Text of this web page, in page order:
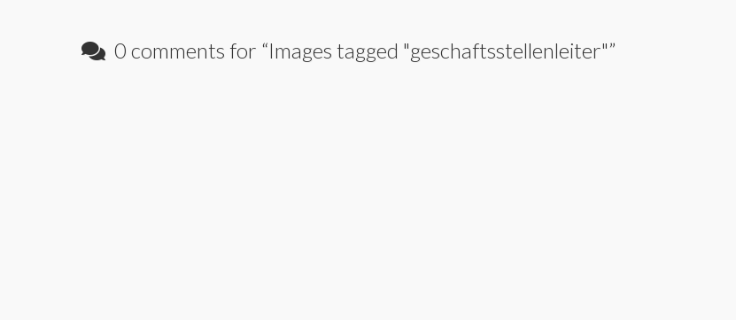
0 comments for “Images tagged "geschaftsstellenleiter"”